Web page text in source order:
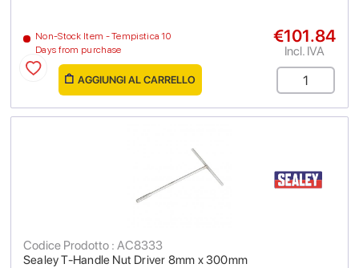
Non-Stock Item - Tempistica 10
Days from purchase
€101.84
Incl. IVA
AGGIUNGI AL CARRELLO
Sealey T-Handle Nut Driver 8mm x 300mm
Codice Prodotto : AC8333